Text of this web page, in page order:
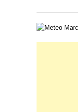
Carta